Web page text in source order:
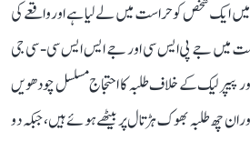
میں ایک شخص کو حراست میں لے لیا ہے اور واقعے کی
میں جے پی ایس سی اور جے ایس ایس سی - سی جی
پیپر لیک کے خلاف طلبہ کا احتجاج مسلسل چودھویں
چھ طلبہ بھوک ہڑتال پر بیٹھے ہوئے ہیں، جبکہ دو